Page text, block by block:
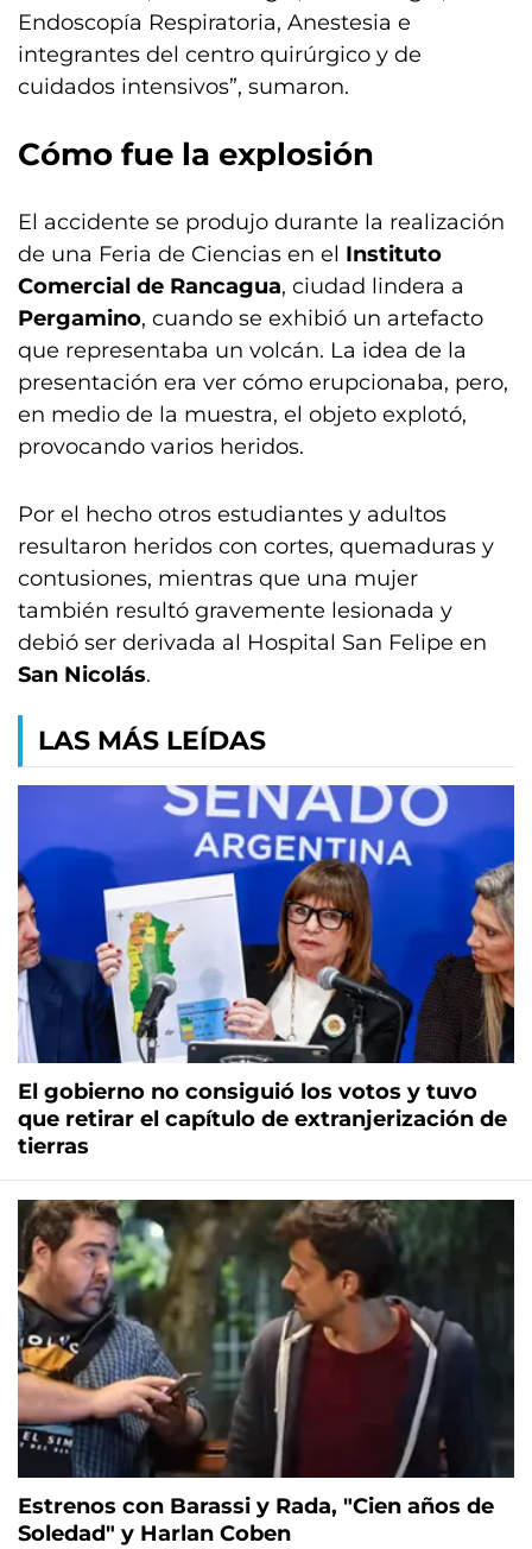
Endoscopía Respiratoria, Anestesia e
integrantes del centro quirúrgico y de
cuidados intensivos”, sumaron.
Cómo fue la explosión
El accidente se produjo durante la realización
de una Feria de Ciencias en el Instituto
Comercial de Rancagua, ciudad lindera a
Pergamino, cuando se exhibió un artefacto
que representaba un volcán. La idea de la
presentación era ver cómo erupcionaba, pero,
en medio de la muestra, el objeto explotó,
provocando varios heridos.
Por el hecho otros estudiantes y adultos
resultaron heridos con cortes, quemaduras y
contusiones, mientras que una mujer
también resultó gravemente lesionada y
debió ser derivada al Hospital San Felipe en
San Nicolás.
LAS MÁS LEÍDAS
El gobierno no consiguió los votos y tuvo
que retirar el capítulo de extranjerización de
tierras
Estrenos con Barassi y Rada, "Cien años de
Soledad" y Harlan Coben